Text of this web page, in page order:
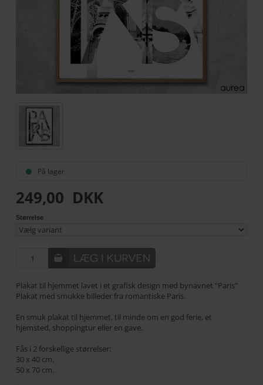
På lager
249,00 DKK
Størrelse
Plakat til hjemmet lavet i et grafisk design med bynavnet "Paris"
Plakat med smukke billeder fra romantiske Paris.
En smuk plakat til hjemmet, til minde om en god ferie, et
hjemsted, shoppingtur eller en gave.
Fås i 2 forskellige størrelser:
30 x 40 cm.
50 x 70 cm.